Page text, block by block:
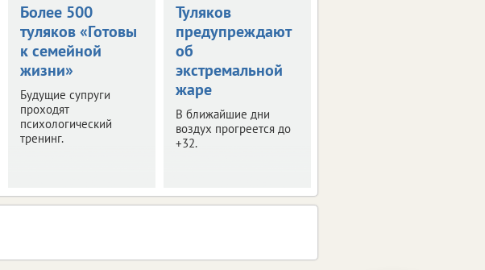
Более 500
туляков «Готовы
к семейной
жизни»
Будущие супруги
проходят
психологический
тренинг.
Туляков
предупреждают
об
экстремальной
жаре
В ближайшие дни
воздух прогреется до
+32.